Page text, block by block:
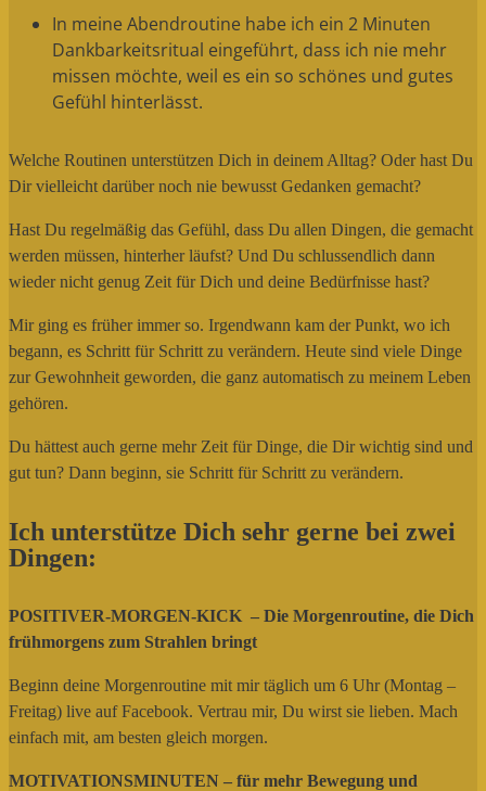
In meine Abendroutine habe ich ein 2 Minuten
Dankbarkeitsritual eingeführt, dass ich nie mehr
missen möchte, weil es ein so schönes und gutes
Gefühl hinterlässt.
Welche Routinen unterstützen Dich in deinem Alltag? Oder hast Du
Dir vielleicht darüber noch nie bewusst Gedanken gemacht?
Hast Du regelmäßig das Gefühl, dass Du allen Dingen, die gemacht
werden müssen, hinterher läufst? Und Du schlussendlich dann
wieder nicht genug Zeit für Dich und deine Bedürfnisse hast?
Mir ging es früher immer so. Irgendwann kam der Punkt, wo ich
begann, es Schritt für Schritt zu verändern. Heute sind viele Dinge
zur Gewohnheit geworden, die ganz automatisch zu meinem Leben
gehören.
Du hättest auch gerne mehr Zeit für Dinge, die Dir wichtig sind und
gut tun? Dann beginn, sie Schritt für Schritt zu verändern.
Ich unterstütze Dich sehr gerne bei zwei
Dingen:
POSITIVER-MORGEN-KICK – Die Morgenroutine, die Dich
frühmorgens zum Strahlen bringt
Beginn deine Morgenroutine mit mir täglich um 6 Uhr (Montag –
Freitag) live auf Facebook. Vertrau mir, Du wirst sie lieben. Mach
einfach mit, am besten gleich morgen.
MOTIVATIONSMINUTEN – für mehr Bewegung und